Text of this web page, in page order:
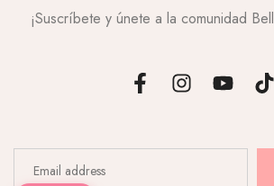
¡Suscríbete y únete a la comunidad